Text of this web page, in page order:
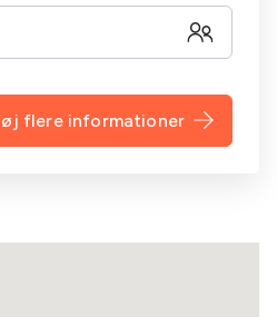
flere informationer